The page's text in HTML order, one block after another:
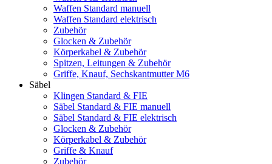
Waffen Standard manuell
Waffen Standard elektrisch
Zubehör
Glocken & Zubehör
Körperkabel & Zubehör
Spitzen, Leitungen & Zubehör
Griffe, Knauf, Sechskantmutter M6
Säbel
Klingen Standard & FIE
Säbel Standard & FIE manuell
Säbel Standard & FIE elektrisch
Glocken & Zubehör
Körperkabel & Zubehör
Griffe & Knauf
Zubehör